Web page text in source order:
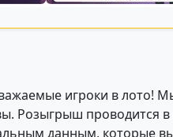
игроки в лото!
Розыгрыш проводится в
данным, которые вы